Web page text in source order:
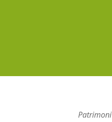
Patrimoni